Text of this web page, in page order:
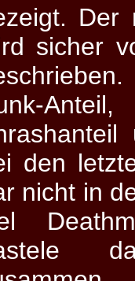
Der
sicher
den
nicht in